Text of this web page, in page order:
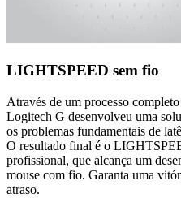
LIGHTSPEED sem fio
Através de um processo
Logitech G desenvolveu uma
os problemas fundamentais de
O resultado final é o
profissional, que alcança um
mouse com fio. Garanta uma
atraso.